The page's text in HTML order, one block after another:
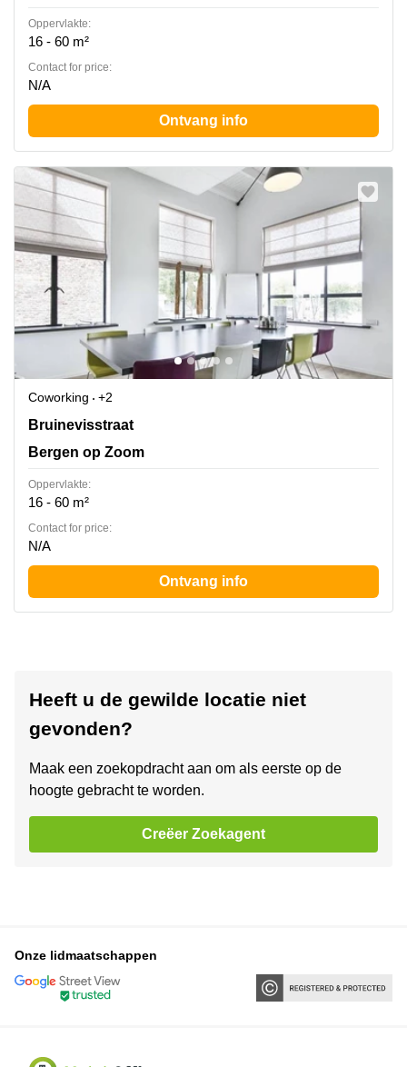
Oppervlakte:
16 - 60 m²
Contact for price:
N/A
Ontvang info
Coworking
+2
Bruinevisstraat 32, Bergen op Zoom
Bruinevisstraat
Bergen op Zoom
Oppervlakte:
16 - 60 m²
Contact for price:
N/A
Ontvang info
Heeft u de gewilde locatie niet
gevonden?
Maak een zoekopdracht aan om als eerste op de
hoogte gebracht te worden.
Creëer Zoekagent
Onze lidmaatschappen